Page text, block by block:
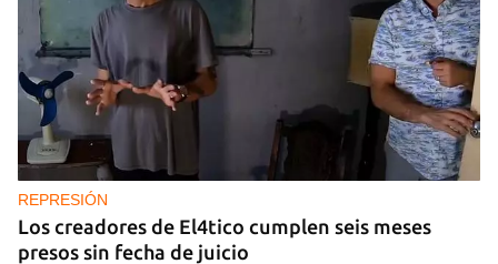
REPRESIÓN
Los creadores de El4tico cumplen seis meses
presos sin fecha de juicio